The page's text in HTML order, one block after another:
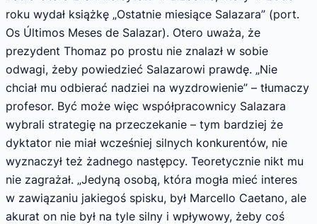
roku wydał książkę „Ostatnie miesiące Salazara” (port.
Os Últimos Meses de Salazar). Otero uważa, że
prezydent Thomaz po prostu nie znalazł w sobie
odwagi, żeby powiedzieć Salazarowi prawdę. „Nie
chciał mu odbierać nadziei na wyzdrowienie” – tłumaczy
profesor. Być może więc współpracownicy Salazara
wybrali strategię na przeczekanie – tym bardziej że
dyktator nie miał wcześniej silnych konkurentów, nie
wyznaczył też żadnego następcy. Teoretycznie nikt mu
nie zagrażał. „Jedyną osobą, która mogła mieć interes
w zawiązaniu jakiegoś spisku, był Marcello Caetano, ale
akurat on nie był na tyle silny i wpływowy, żeby coś